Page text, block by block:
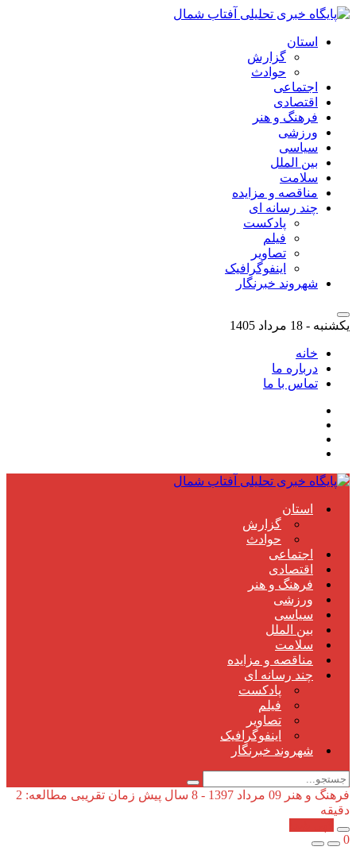
استان
گزارش
حوادث
اجتماعی
اقتصادی
فرهنگ و هنر
ورزشی
سیاسی
بین الملل
سلامت
مناقصه و مزایده
چند رسانه ای
پادکست
فیلم
تصاویر
اینفوگرافیک
شهروند خبرنگار
یکشنبه - 18 مرداد 1405
خانه
درباره ما
تماس با ما
استان
گزارش
حوادث
اجتماعی
اقتصادی
فرهنگ و هنر
ورزشی
سیاسی
بین الملل
سلامت
مناقصه و مزایده
چند رسانه ای
پادکست
فیلم
تصاویر
اینفوگرافیک
شهروند خبرنگار
فرهنگ و هنر 09 مرداد 1397 - 8 سال پیش
زمان تقریبی مطالعه: 2
دقیقه
0